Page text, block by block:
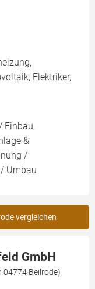
Elektriker,
Einbau,
&
/
Umbau
vergleichen
GmbH
04774 Beilrode)